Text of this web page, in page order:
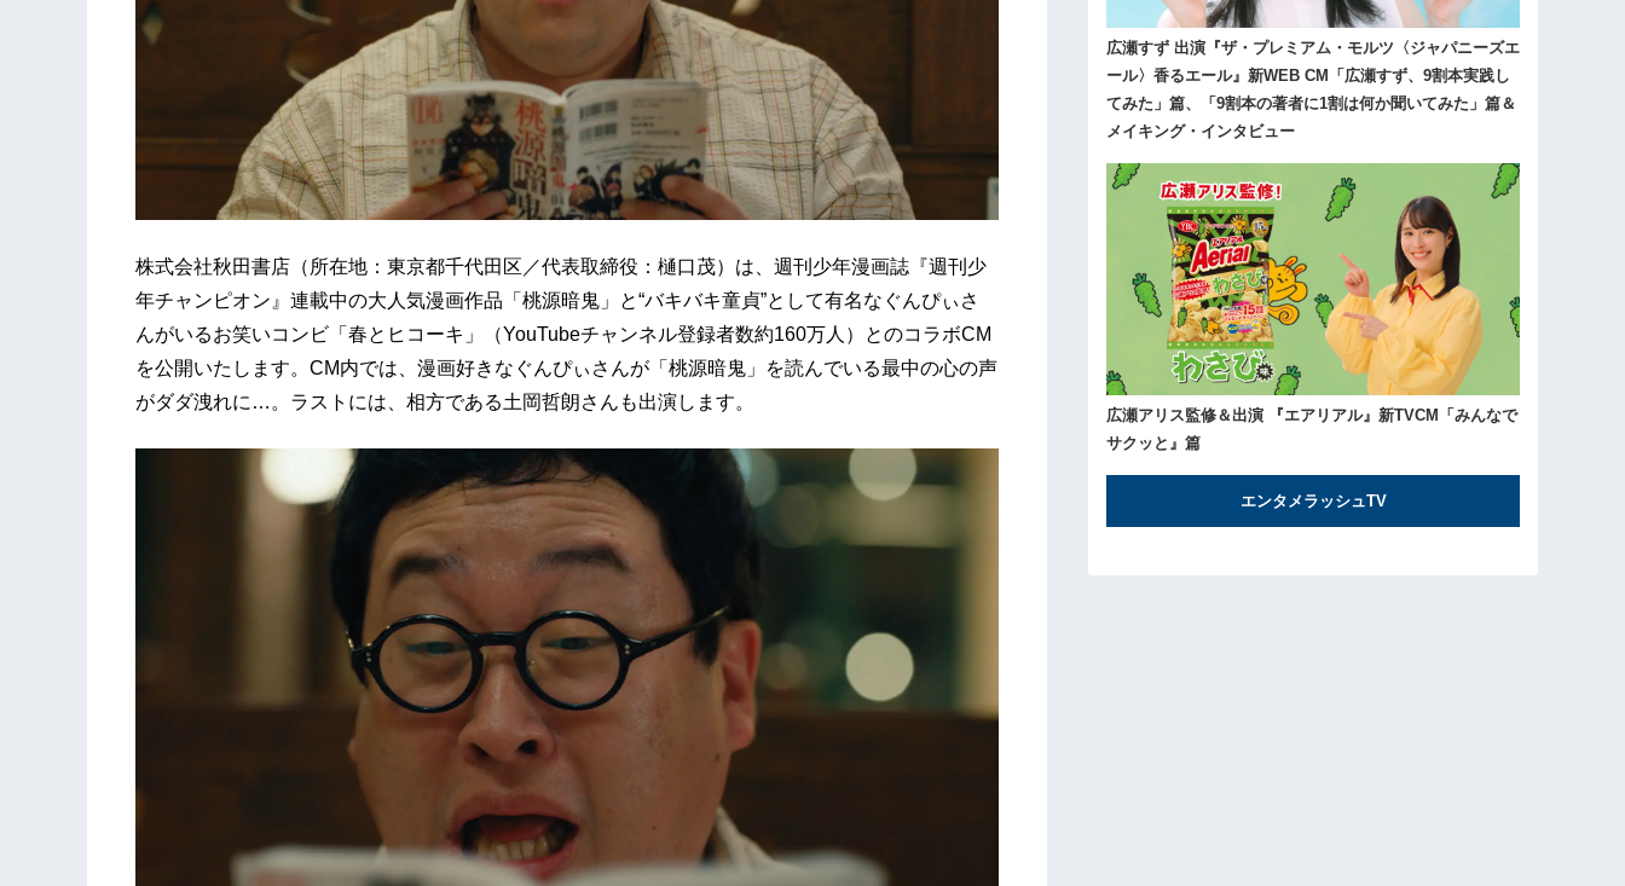
株式会社秋田書店（所在地：東京都千代田区／代表取締役：樋口茂）は、週刊少年漫画誌『週刊少
年チャンピオン』連載中の大人気漫画作品「桃源暗鬼」と“バキバキ童貞”として有名なぐんぴぃさ
んがいるお笑いコンビ「春とヒコーキ」（YouTubeチャンネル登録者数約160万人）とのコラボCM
を公開いたします。CM内では、漫画好きなぐんぴぃさんが「桃源暗鬼」を読んでいる最中の心の声
がダダ洩れに…。ラストには、相方である土岡哲朗さんも出演します。
広瀬すず 出演『ザ・プレミアム・モルツ〈ジャパニーズエ
ール〉香るエール』新WEB CM「広瀬すず、9割本実践し
てみた」篇、「9割本の著者に1割は何か聞いてみた」篇＆
メイキング・インタビュー
広瀬アリス監修＆出演 『エアリアル』新TVCM「みんなで
サクッと』篇
エンタメラッシュTV